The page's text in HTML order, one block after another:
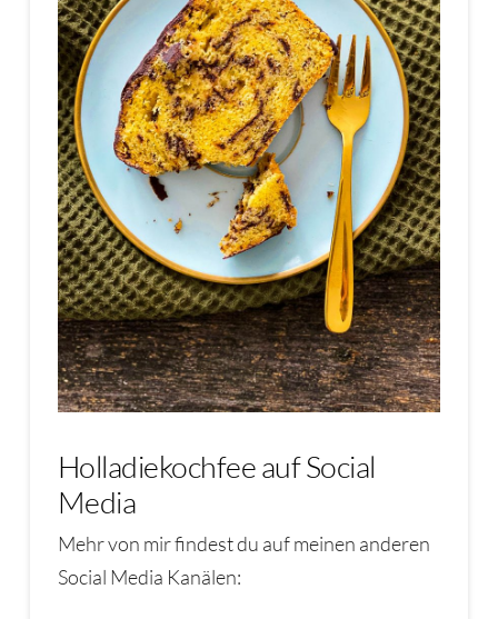
Holladiekochfee auf Social
Media
Mehr von mir findest du auf meinen anderen
Social Media Kanälen: